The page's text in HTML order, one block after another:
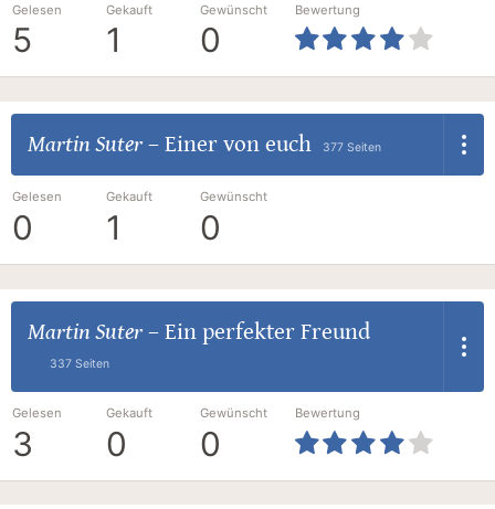
Gelesen
5
Gekauft
1
Gewünscht
0
Bewertung
Martin Suter– Einer von euch 377 Seiten
Gelesen
0
Gekauft
1
Gewünscht
0
Martin Suter– Ein perfekter Freund
337 Seiten
Gelesen
3
Gekauft
0
Gewünscht
0
Bewertung